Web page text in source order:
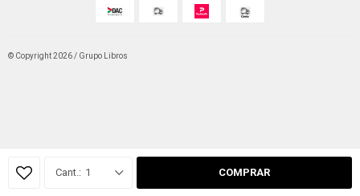
1 COMPRAR
© Copyright 2026 / Grupo Libros